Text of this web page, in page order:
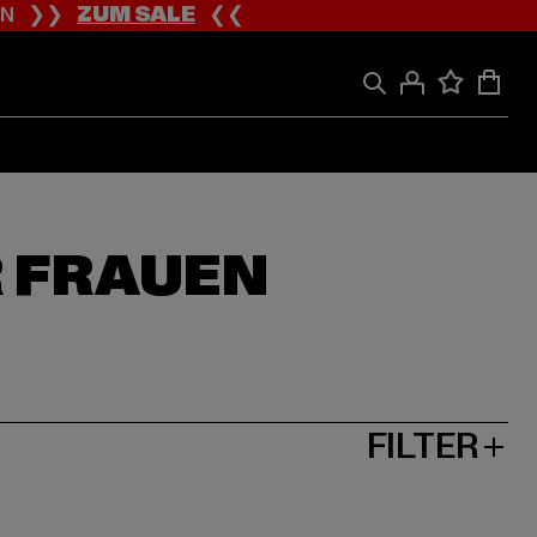
❯❯ZUM SALE❮❮
FILTER